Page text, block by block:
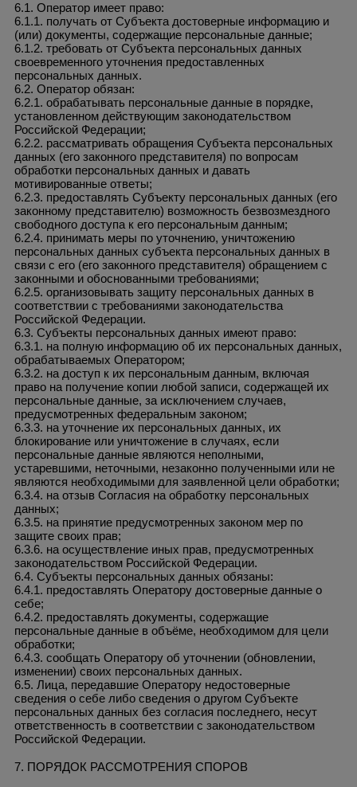
6.1. Оператор имеет право:
6.1.1. получать от Субъекта достоверные информацию и
(или) документы, содержащие персональные данные;
6.1.2. требовать от Субъекта персональных данных
своевременного уточнения предоставленных
персональных данных.
6.2. Оператор обязан:
6.2.1. обрабатывать персональные данные в порядке,
установленном действующим законодательством
Российской Федерации;
6.2.2. рассматривать обращения Субъекта персональных
данных (его законного представителя) по вопросам
обработки персональных данных и давать
мотивированные ответы;
6.2.3. предоставлять Субъекту персональных данных (его
законному представителю) возможность безвозмездного
свободного доступа к его персональным данным;
6.2.4. принимать меры по уточнению, уничтожению
персональных данных субъекта персональных данных в
связи с его (его законного представителя) обращением с
законными и обоснованными требованиями;
6.2.5. организовывать защиту персональных данных в
соответствии с требованиями законодательства
Российской Федерации.
6.3. Субъекты персональных данных имеют право:
6.3.1. на полную информацию об их персональных данных,
обрабатываемых Оператором;
6.3.2. на доступ к их персональным данным, включая
право на получение копии любой записи, содержащей их
персональные данные, за исключением случаев,
предусмотренных федеральным законом;
6.3.3. на уточнение их персональных данных, их
блокирование или уничтожение в случаях, если
персональные данные являются неполными,
устаревшими, неточными, незаконно полученными или не
являются необходимыми для заявленной цели обработки;
6.3.4. на отзыв Согласия на обработку персональных
данных;
6.3.5. на принятие предусмотренных законом мер по
защите своих прав;
6.3.6. на осуществление иных прав, предусмотренных
законодательством Российской Федерации.
6.4. Субъекты персональных данных обязаны:
6.4.1. предоставлять Оператору достоверные данные о
себе;
6.4.2. предоставлять документы, содержащие
персональные данные в объёме, необходимом для цели
обработки;
6.4.3. сообщать Оператору об уточнении (обновлении,
изменении) своих персональных данных.
6.5. Лица, передавшие Оператору недостоверные
сведения о себе либо сведения о другом Субъекте
персональных данных без согласия последнего, несут
ответственность в соответствии с законодательством
Российской Федерации.
7. ПОРЯДОК РАССМОТРЕНИЯ СПОРОВ